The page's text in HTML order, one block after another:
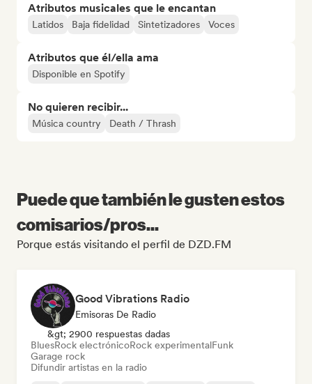
Atributos musicales que le encantan
Latidos Baja fidelidad Sintetizadores Voces
Atributos que él/ella ama
Disponible en Spotify
No quieren recibir...
Música country Death / Thrash
Puede que también le gusten estos
comisarios/pros...
Porque estás visitando el perfil de DZD.FM
Good Vibrations Radio
Emisoras De Radio
&gt; 2900 respuestas dadas
BluesRock electrónicoRock experimentalFunk
Garage rock
Difundir artistas en la radio